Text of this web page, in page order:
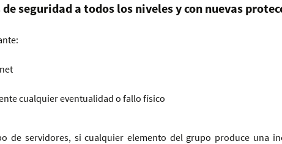
de seguridad a todos los niveles y con nuevas
cualquier eventualidad o fallo físico
de servidores, si cualquier elemento del grupo produce una